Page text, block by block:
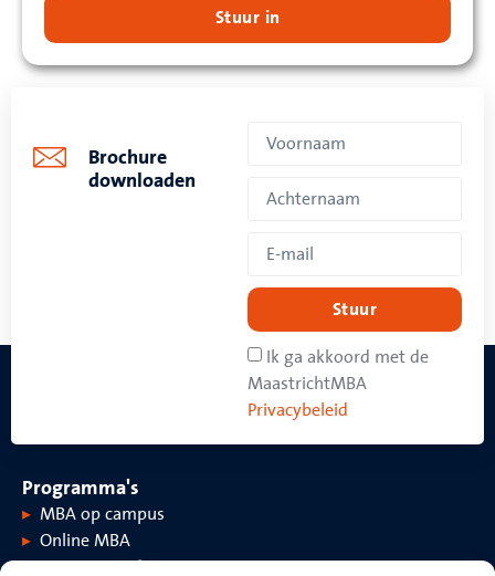
Stuur in
Brochure
downloaden
Ik ga akkoord met de
MaastrichtMBA
Privacybeleid
Stuur
Programma's
MBA op campus
Online MBA